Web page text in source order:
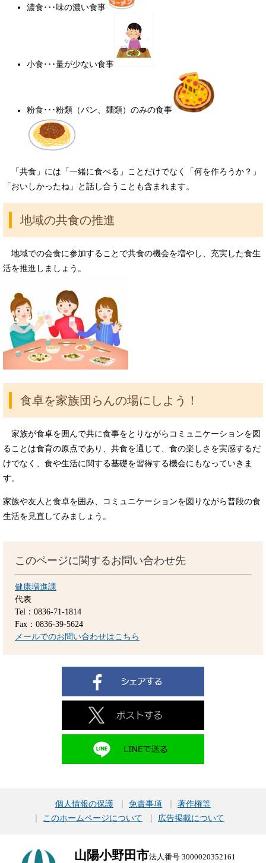
濃食･･･味の濃い食事
小食･･･量が少ない食事
粉食･･･粉類（パン、麺類）のみの食事
「共食」には「一緒に食べる」ことだけでなく「何を作ろうか？」
「おいしかったね」と話し合うことも含まれます。
地域の共食の推進
地域での会食に参加することで共食の機会を増やし、充実した食生
活を推進しましょう。
食卓を家族団らんの場にしよう！
家族が食卓を囲んで共に食事をとりながらコミュニケーションを図
ることは食育の原点であり、共食を通じて、食の楽しさを実感するだ
けでなく、食や生活に関する基礎を習得する機会にもなっていきま
す。
家族や友人と食卓を囲み、コミュニケーションを図りながら普段の食
生活を見直してみましょう。
このページに関するお問い合わせ先
健康増進課
代表
Tel：0836-71-1814
Fax：0836-39-5624
メールでのお問い合わせはこちら
個人情報の保護 免責事項
著作権等
このホームページについて
広告掲載について
山陽小野田市法人番号 3000020352161